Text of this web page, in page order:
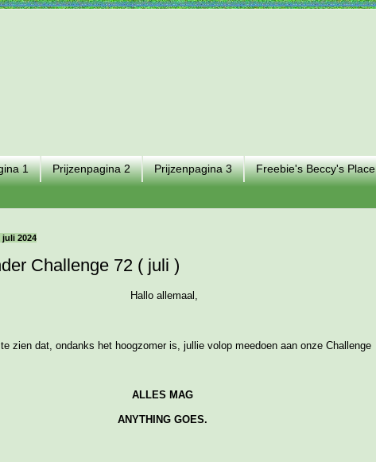
1 Prijzenpagina 2 Prijzenpagina 3 Freebie's Beccy's Place
juli 2024
Challenge 72 ( juli )
Hallo allemaal,
zien dat, ondanks het hoogzomer is, jullie volop meedoen aan onze Challenge
ALLES MAG
ANYTHING GOES.